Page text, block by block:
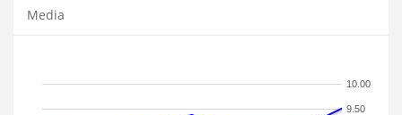
Media
9.50
10.00